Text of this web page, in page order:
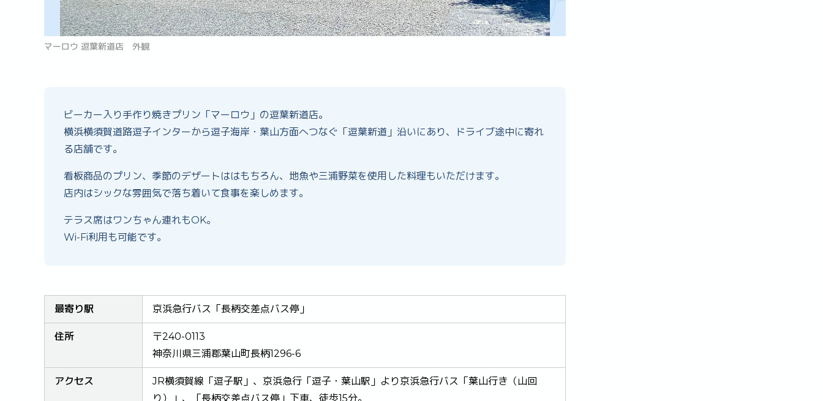
マーロウ 逗葉新道店 外観
ビーカー入り手作り焼きプリン「マーロウ」の逗葉新道店。
横浜横須賀道路逗子インターから逗子海岸・葉山方面へつなぐ「逗葉新道」沿いにあり、ドライブ途中に寄れ
る店舗です。
看板商品のプリン、季節のデザートははもちろん、地魚や三浦野菜を使用した料理もいただけます。
店内はシックな雰囲気で落ち着いて食事を楽しめます。
テラス席はワンちゃん連れもOK。
Wi-Fi利用も可能です。
最寄り駅 京浜急行バス「長柄交差点バス停」
住所
〒240-0113
神奈川県三浦郡葉山町長柄1296-6
アクセス
JR横須賀線「逗子駅」、京浜急行「逗子・葉山駅」より京浜急行バス「葉山行き（山回
り）」、「長柄交差点バス停」下車、徒歩15分。